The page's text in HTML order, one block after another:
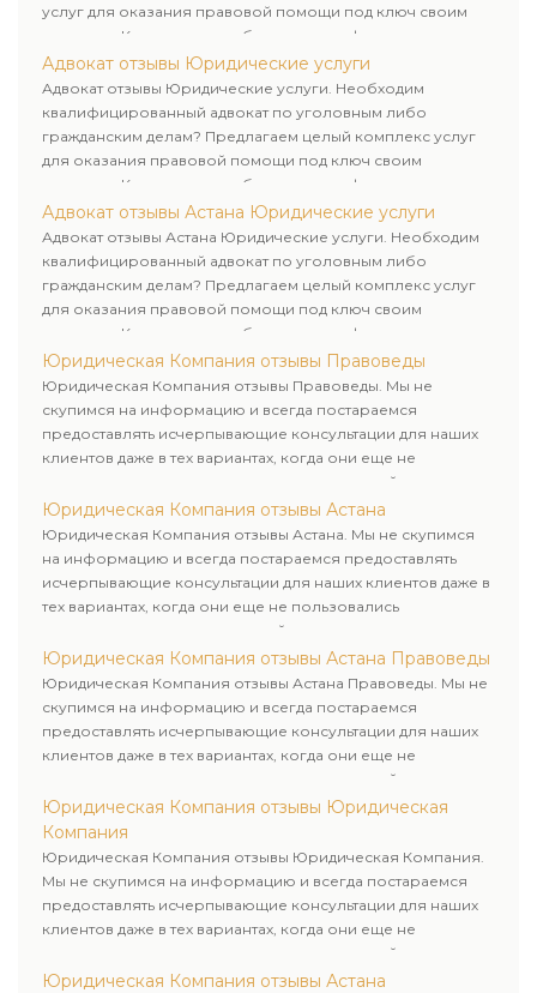
услуг для оказания правовой помощи под ключ своим
клиентам. Комплексное обслуживание физических и
юридических лиц. Индивидуальный подход к каждому
клиенту.
Адвокат отзывы Юридические услуги
Адвокат отзывы Юридические услуги. Необходим
квалифицированный адвокат по уголовным либо
гражданским делам? Предлагаем целый комплекс услуг
для оказания правовой помощи под ключ своим
клиентам. Комплексное обслуживание физических и
юридических лиц. Индивидуальный подход к каждому
клиенту.
Адвокат отзывы Астана Юридические услуги
Адвокат отзывы Астана Юридические услуги. Необходим
квалифицированный адвокат по уголовным либо
гражданским делам? Предлагаем целый комплекс услуг
для оказания правовой помощи под ключ своим
клиентам. Комплексное обслуживание физических и
юридических лиц. Индивидуальный подход к каждому
клиенту.
Юридическая Компания отзывы Правоведы
Юридическая Компания отзывы Правоведы. Мы не
скупимся на информацию и всегда постараемся
предоставлять исчерпывающие консультации для наших
клиентов даже в тех вариантах, когда они еще не
пользовались юридическими услугами нашей компании.
Юридическая Компания отзывы Астана
Юридическая Компания отзывы Астана. Мы не скупимся
на информацию и всегда постараемся предоставлять
исчерпывающие консультации для наших клиентов даже в
тех вариантах, когда они еще не пользовались
юридическими услугами нашей компании.
Юридическая Компания отзывы Астана Правоведы
Юридическая Компания отзывы Астана Правоведы. Мы не
скупимся на информацию и всегда постараемся
предоставлять исчерпывающие консультации для наших
клиентов даже в тех вариантах, когда они еще не
пользовались юридическими услугами нашей компании.
Юридическая Компания отзывы Юридическая
Компания
Юридическая Компания отзывы Юридическая Компания.
Мы не скупимся на информацию и всегда постараемся
предоставлять исчерпывающие консультации для наших
клиентов даже в тех вариантах, когда они еще не
пользовались юридическими услугами нашей компании.
Юридическая Компания отзывы Астана